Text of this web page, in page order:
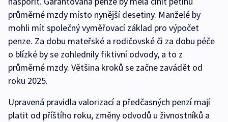
průměrné mzdy místo nynější desetiny. Manželé by
mohli mít společný vyměřovací základ pro výpočet
penze. Za dobu mateřské a rodičovské či za dobu péče
o blízké by se zohlednily fiktivní odvody, a to z
průměrné mzdy. Většina kroků se začne zavádět od
roku 2025.
Upravená pravidla valorizací a předčasných penzí mají
platit od příštího roku, změny odvodů u živnostníků a